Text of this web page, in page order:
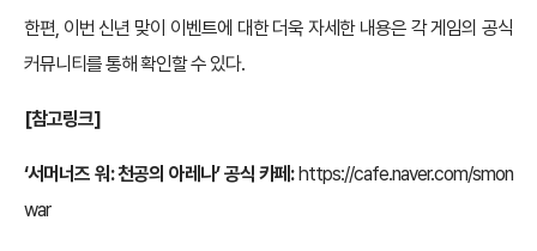
한편, 이번 신년 맞이 이벤트에 대한 더욱 자세한 내용은 각 게임의 공식
커뮤니티를 통해 확인할 수 있다.
[참고링크]
‘서머너즈 워: 천공의 아레나’ 공식 카페:https://cafe.naver.com/smon
war